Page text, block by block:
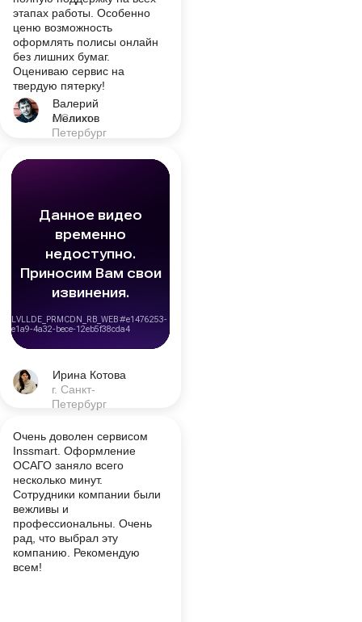
г. Санкт-
Петербург
Валерий
Мелихов
этапах работы. Особенно
ценю возможность
оформлять полисы онлайн
без лишних бумаг.
Оцениваю сервис на
твердую пятерку!
г. Санкт-
Петербург
Ирина Котова
Очень доволен сервисом
Inssmart. Оформление
ОСАГО заняло всего
несколько минут.
Сотрудники компании были
вежливы и
профессиональны. Очень
рад, что выбрал эту
компанию. Рекомендую
всем!